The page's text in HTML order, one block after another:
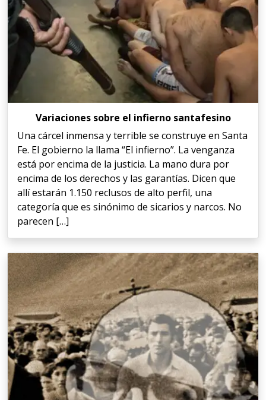
Variaciones sobre el infierno santafesino
Una cárcel inmensa y terrible se construye en Santa
Fe. El gobierno la llama “El infierno”. La venganza
está por encima de la justicia. La mano dura por
encima de los derechos y las garantías. Dicen que
allí estarán 1.150 reclusos de alto perfil, una
categoría que es sinónimo de sicarios y narcos. No
parecen […]